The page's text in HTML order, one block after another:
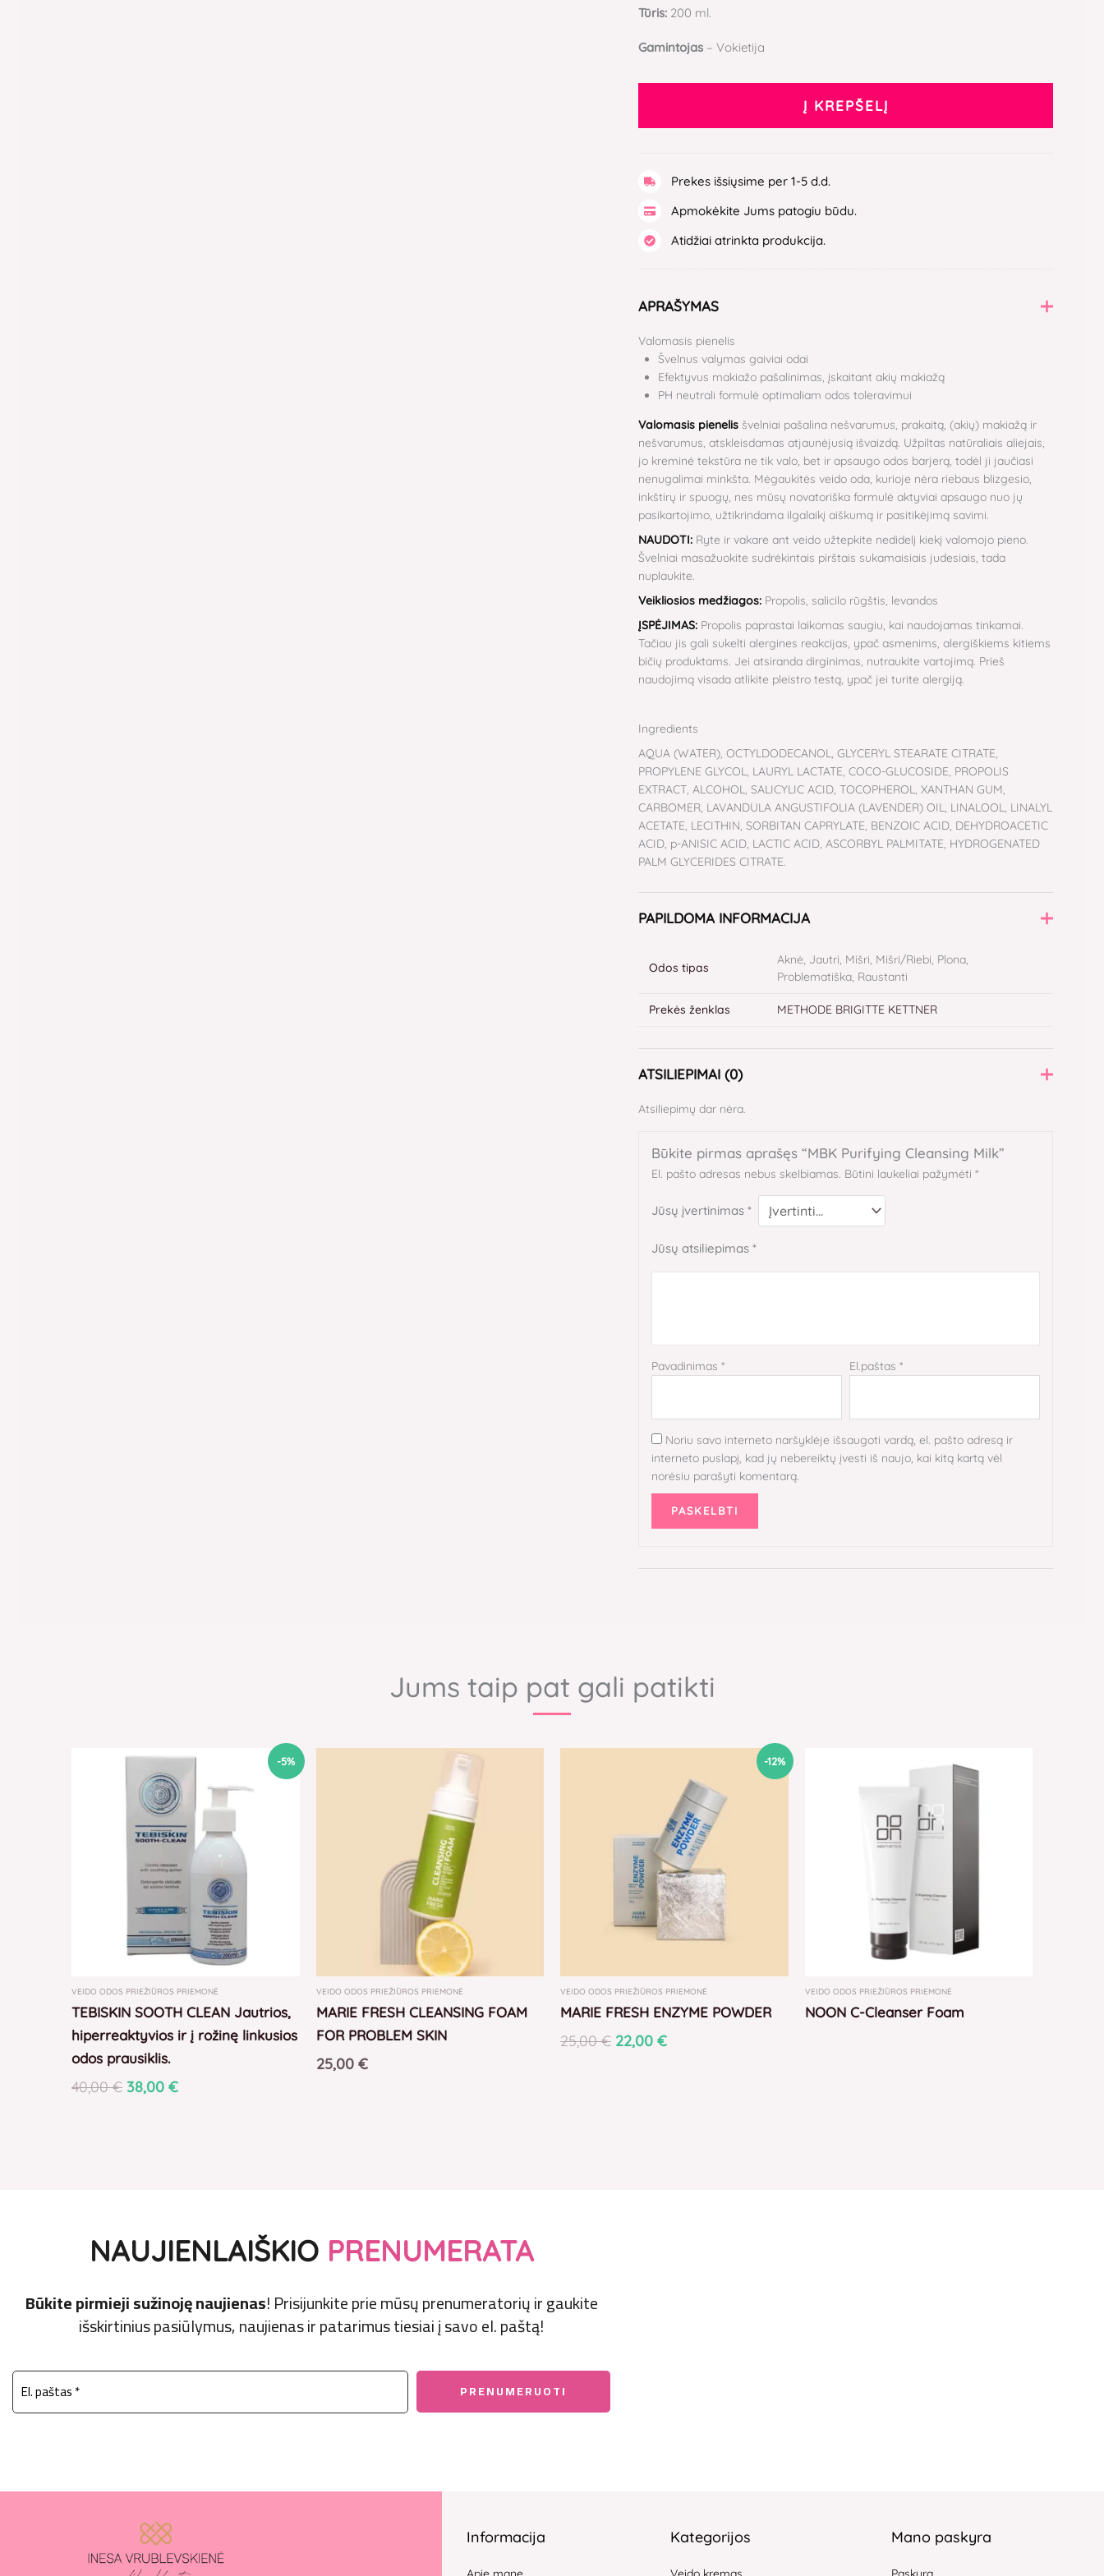
Tūris: 200 ml.
Gamintojas – Vokietija
Į KREPŠELĮ
Prekes išsiųsime per 1-5 d.d.
Apmokėkite Jums patogiu būdu.
Atidžiai atrinkta produkcija.
APRAŠYMAS
Valomasis pienelis
Švelnus valymas gaiviai odai
Efektyvus makiažo pašalinimas, įskaitant akių makiažą
PH neutrali formulė optimaliam odos toleravimui
Valomasis pienelis švelniai pašalina nešvarumus, prakaitą, (akių) makiažą ir
nešvarumus, atskleisdamas atjaunėjusią išvaizdą. Užpiltas natūraliais aliejais,
jo kreminė tekstūra ne tik valo, bet ir apsaugo odos barjerą, todėl ji jaučiasi
nenugalimai minkšta. Mėgaukitės veido oda, kurioje nėra riebaus blizgesio,
inkštirų ir spuogų, nes mūsų novatoriška formulė aktyviai apsaugo nuo jų
pasikartojimo, užtikrindama ilgalaikį aiškumą ir pasitikėjimą savimi.
NAUDOTI: Ryte ir vakare ant veido užtepkite nedidelį kiekį valomojo pieno.
Švelniai masažuokite sudrėkintais pirštais sukamaisiais judesiais, tada
nuplaukite.
Veikliosios medžiagos: Propolis, salicilo rūgštis, levandos
ĮSPĖJIMAS: Propolis paprastai laikomas saugiu, kai naudojamas tinkamai.
Tačiau jis gali sukelti alergines reakcijas, ypač asmenims, alergiškiems kitiems
bičių produktams. Jei atsiranda dirginimas, nutraukite vartojimą. Prieš
naudojimą visada atlikite pleistro testą, ypač jei turite alergiją.
Ingredients
AQUA (WATER), OCTYLDODECANOL, GLYCERYL STEARATE CITRATE,
PROPYLENE GLYCOL, LAURYL LACTATE, COCO-GLUCOSIDE, PROPOLIS
EXTRACT, ALCOHOL, SALICYLIC ACID, TOCOPHEROL, XANTHAN GUM,
CARBOMER, LAVANDULA ANGUSTIFOLIA (LAVENDER) OIL, LINALOOL, LINALYL
ACETATE, LECITHIN, SORBITAN CAPRYLATE, BENZOIC ACID, DEHYDROACETIC
ACID, p-ANISIC ACID, LACTIC ACID, ASCORBYL PALMITATE, HYDROGENATED
PALM GLYCERIDES CITRATE.
PAPILDOMA INFORMACIJA
Odos tipas
Aknė, Jautri, Mišri, Mišri/Riebi, Plona,
Problematiška, Raustanti
Prekės ženklas METHODE BRIGITTE KETTNER
ATSILIEPIMAI (0)
Atsiliepimų dar nėra.
Būkite pirmas aprašęs “MBK Purifying Cleansing Milk”
El. pašto adresas nebus skelbiamas. Būtini laukeliai pažymėti *
Jūsų įvertinimas *
Jūsų atsiliepimas *
Pavadinimas * El.paštas*
Noriu savo interneto naršyklėje išsaugoti vardą, el. pašto adresą ir
interneto puslapį, kad jų nebereiktų įvesti iš naujo, kai kitą kartą vėl
norėsiu parašyti komentarą.
Jums taip pat gali patikti
-5%
VEIDO ODOS PRIEŽIŪROS PRIEMONĖ
TEBISKIN SOOTH CLEAN Jautrios,
hiperreaktyvios ir į rožinę linkusios
odos prausiklis.
40,00€
Original
price
was:
40,00 €.
38,00 €
Current
is:
38,00 €.
VEIDO ODOS PRIEŽIŪROS PRIEMONĖ
MARIE FRESH CLEANSING FOAM
FOR PROBLEM SKIN
25,00 €
-12%
VEIDO ODOS PRIEŽIŪROS PRIEMONĖ
MARIE FRESH ENZYME POWDER
25,00€ 22,00 €
price
is:
22,00 €.
VEIDO ODOS PRIEŽIŪROS PRIEMONĖ
NOON C-Cleanser Foam
NAUJIENLAIŠKIO PRENUMERATA
Būkite pirmieji sužinoję naujienas! Prisijunkite prie mūsų prenumeratorių ir gaukite
išskirtinius pasiūlymus, naujienas ir patarimus tiesiai į savo el. paštą!
Informacija Kategorijos Mano paskyra